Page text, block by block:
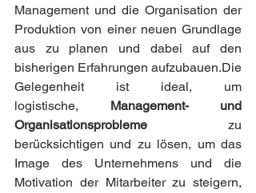
Management und die Organisation der
Produktion von einer neuen Grundlage
aus zu planen und dabei auf den
bisherigen Erfahrungen aufzubauen.Die
Gelegenheit ist ideal, um
logistische, Management- und
Organisationsprobleme zu
berücksichtigen und zu lösen, um das
Image des Unternehmens und die
Motivation der Mitarbeiter zu steigern,